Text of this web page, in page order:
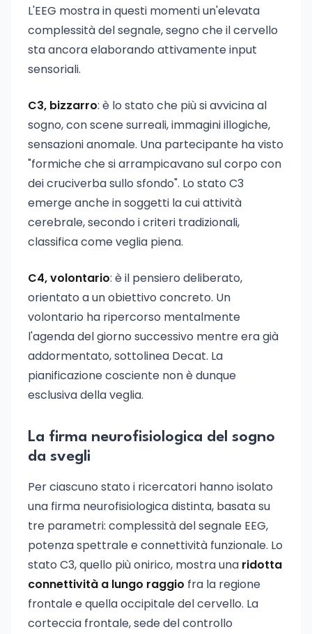
L'EEG mostra in questi momenti un'elevata
complessità del segnale, segno che il cervello
sta ancora elaborando attivamente input
sensoriali.
C3, bizzarro: è lo stato che più si avvicina al
sogno, con scene surreali, immagini illogiche,
sensazioni anomale. Una partecipante ha visto
"formiche che si arrampicavano sul corpo con
dei cruciverba sullo sfondo". Lo stato C3
emerge anche in soggetti la cui attività
cerebrale, secondo i criteri tradizionali,
classifica come veglia piena.
C4, volontario: è il pensiero deliberato,
orientato a un obiettivo concreto. Un
volontario ha ripercorso mentalmente
l'agenda del giorno successivo mentre era già
addormentato, sottolinea Decat. La
pianificazione cosciente non è dunque
esclusiva della veglia.
La firma neurofisiologica del sogno
da svegli
Per ciascuno stato i ricercatori hanno isolato
una firma neurofisiologica distinta, basata su
tre parametri: complessità del segnale EEG,
potenza spettrale e connettività funzionale. Lo
stato C3, quello più onirico, mostra una ridotta
connettività a lungo raggio fra la regione
frontale e quella occipitale del cervello. La
corteccia frontale, sede del controllo